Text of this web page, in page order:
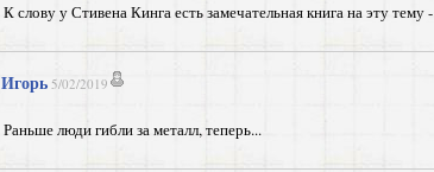
К слову у Стивена Кинга есть замечательная книга на эту
Игорь 5/02/2019
Раньше люди гибли за металл, теперь...